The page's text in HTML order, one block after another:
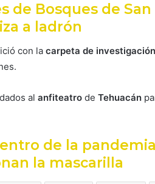
de Bosques de
a ladrón
con la carpeta de investigación
al anfiteatro de Tehuacán
de la
la mascarilla